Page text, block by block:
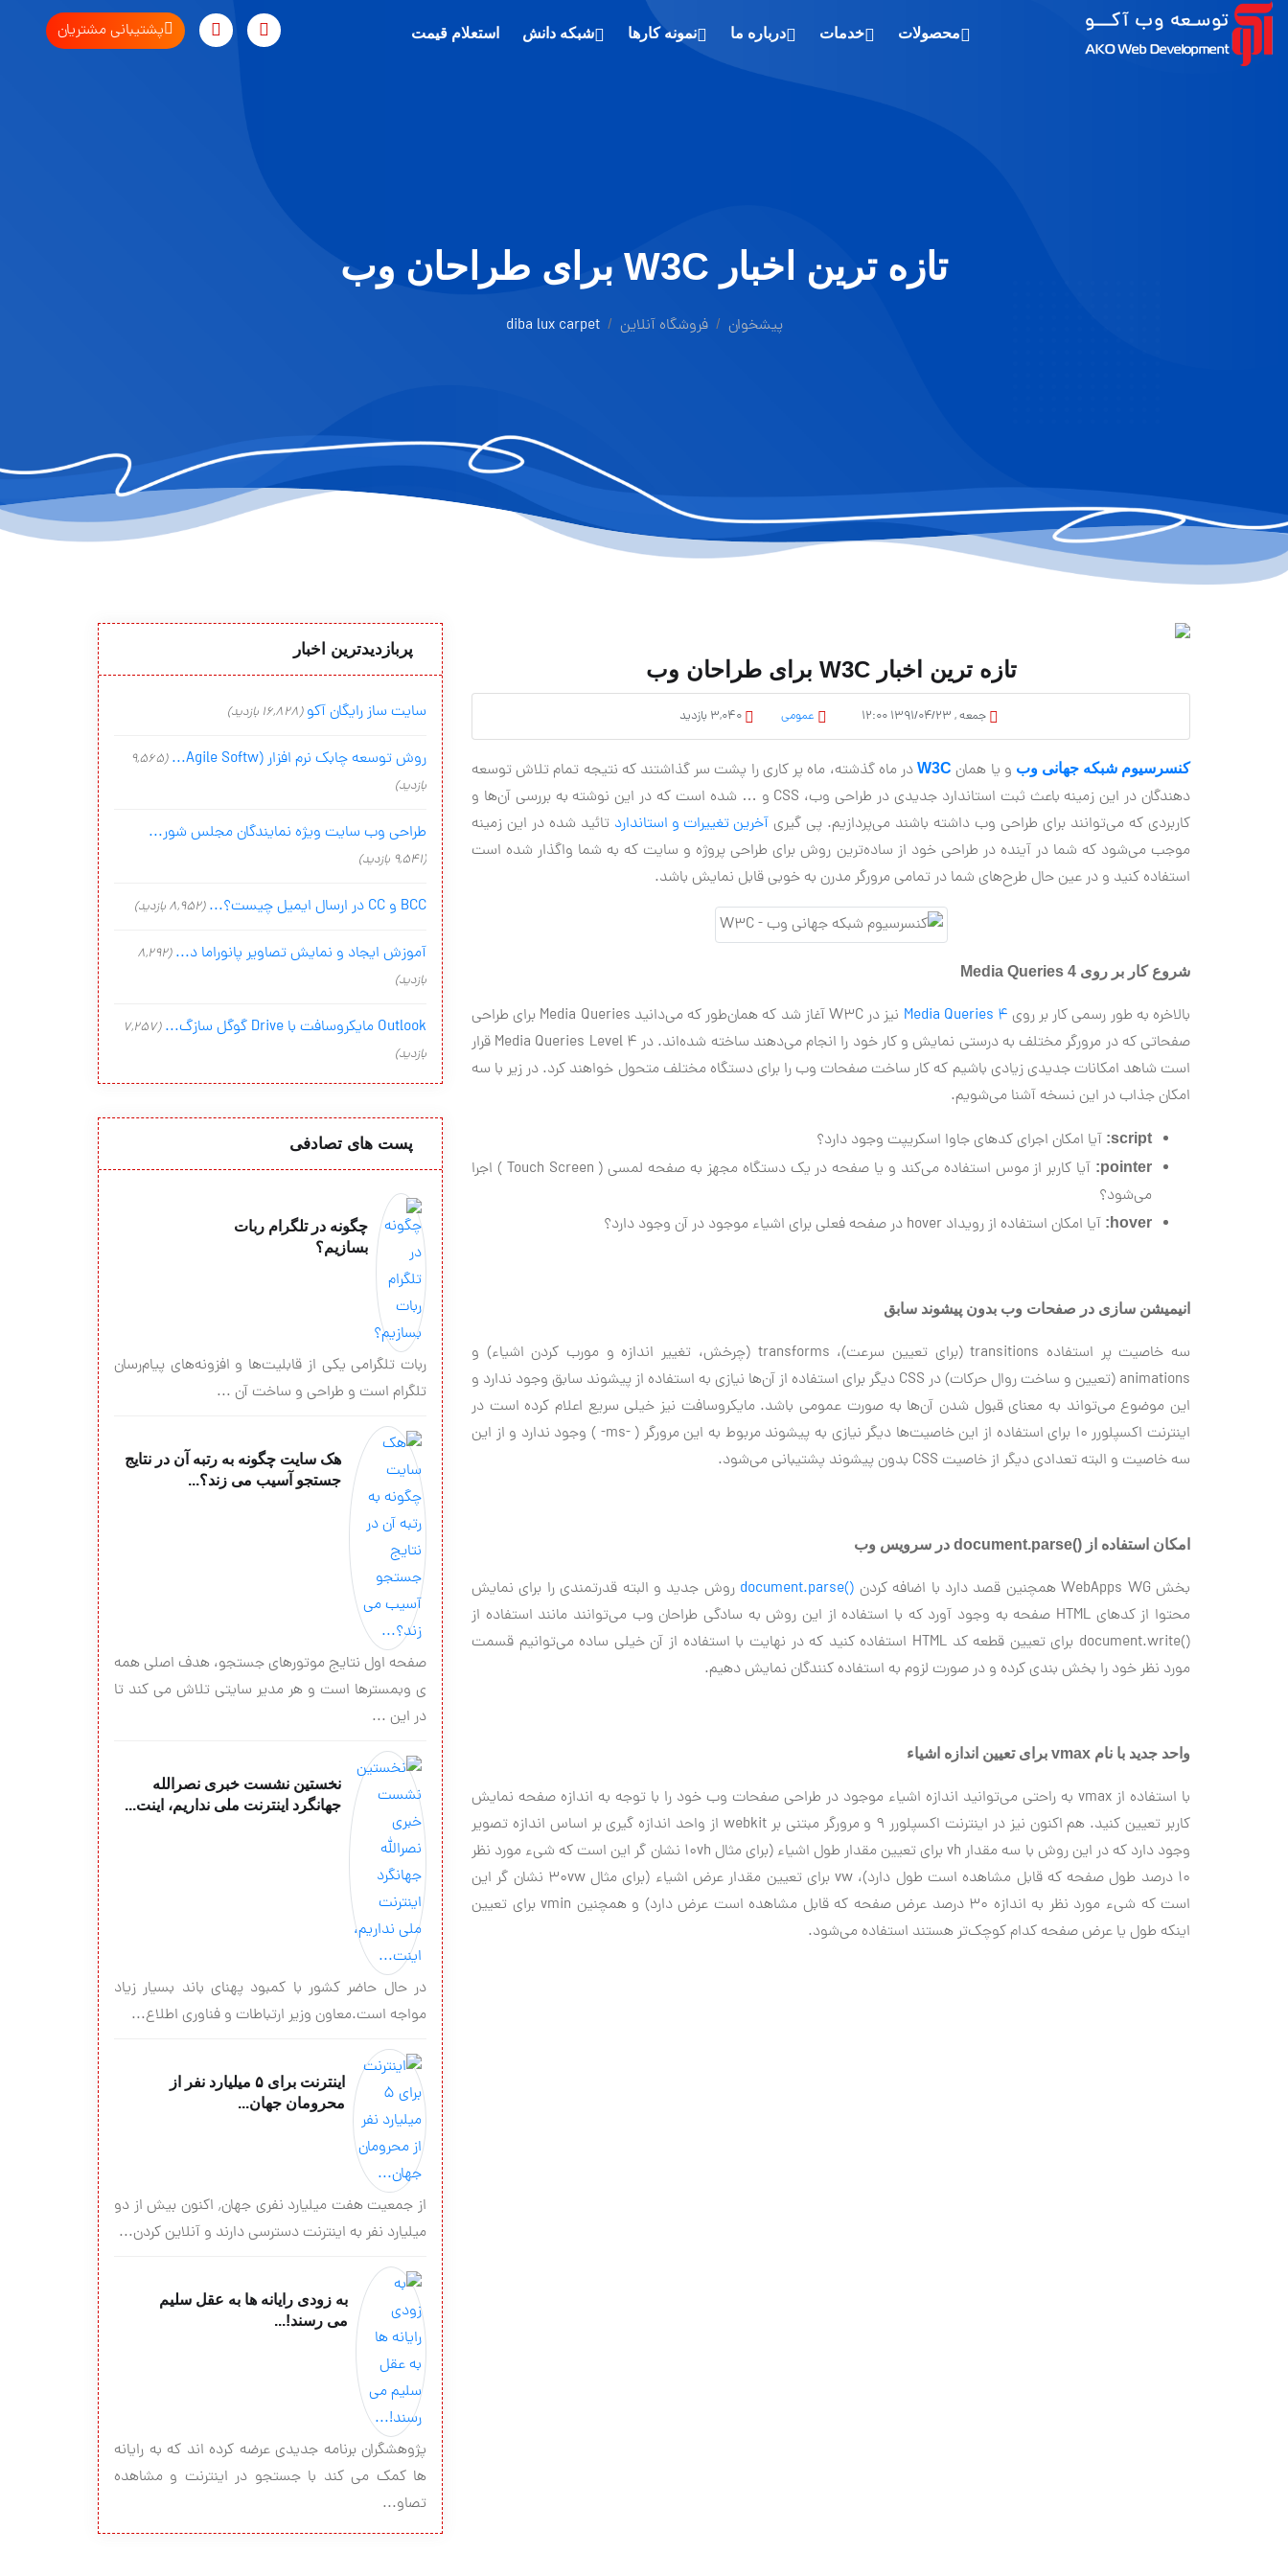
محصولات خدمات درباره ما نمونه کارها شبکه دانش استعلام قیمت پشتیبانی مشتریان
تازه ترین اخبار W3C برای طراحان وب
پیشخوان فروشگاه آنلاین diba lux carpet
تازه ترین اخبار W3C برای طراحان وب
جمعه , ۱۳۹۱/۰۴/۲۳ ۱۲:۰۰ عمومی
کنسرسیوم شبکه جهانی وب و یا همان W3Cدر ماه گذشته، ماه پر کاری را پشت سر گذاشتند که نتیجه تمام تلاش توسعه
دهندگان در این زمینه باعث ثبت استاندارد جدیدی در طراحی وب، CSS و … شده است که در این نوشته به بررسی آن‌ها و
کاربردی که می‌توانند برای طراحی وب داشته باشند می‌پردازیم. پی گیری آخرین تغییرات و استاندارد تائید شده در این زمینه
موجب می‌شود که شما در آینده در طراحی خود از ساده‌ترین روش برای طراحی پروژه و سایت که به شما واگذار شده است
استفاده کنید و در عین حال طرح‌های شما در تمامی مرورگر مدرن به خوبی قابل نمایش باشد.
شروع کار بر روی Media Queries 4
بالاخره به طور رسمی کار بر روی Media Queries 4
نیز در W3C آغاز شد که همان‌طور که می‌دانید Media Queries برای طراحی
صفحاتی که در مرورگر مختلف به درستی نمایش و کار خود را انجام می‌دهند ساخته شده‌اند. در Media Queries Level 4 قرار
است شاهد امکانات جدیدی زیادی باشیم که کار ساخت صفحات وب را برای دستگاه مختلف متحول خواهند کرد. در زیر با سه
امکان جذاب در این نسخه آشنا می‌شویم.
script: آیا امکان اجرای کدهای جاوا اسکریپت وجود دارد؟
pointer:
آیا کاربر از موس استفاده می‌کند و یا صفحه در یک دستگاه مجهز به صفحه لمسی ( Touch Screen ) اجرا
می‌شود؟
hover: آیا امکان استفاده از رویداد hover در صفحه فعلی برای اشیاء موجود در آن وجود دارد؟
انیمیشن سازی در صفحات وب بدون پیشوند سابق
سه خاصیت پر استفاده transitions (برای تعیین سرعت)، transforms (چرخش، تغییر اندازه و مورب کردن اشیاء) و
animations (تعیین و ساخت روال حرکات) در CSS دیگر برای استفاده از آن‌ها نیازی به استفاده از پیشوند سابق وجود ندارد و
این موضوع می‌تواند به معنای قبول شدن آن‌ها به صورت عمومی باشد. مایکروسافت نیز خیلی سریع اعلام کرده است در
اینترنت اکسپلورر ۱۰ برای استفاده از این خاصیت‌ها دیگر نیازی به پیشوند مربوط به این مرورگر (
-ms- ) وجود ندارد و از این
سه خاصیت و البته تعدادی دیگر از خاصیت CSS بدون پیشوند پشتیبانی می‌شود.
امکان استفاده از document.parse() در سرویس وب
بخش WebApps WG همچنین قصد دارد با اضافه کردن document.parse() روش جدید و البته قدرتمندی را برای نمایش
محتوا از کدهای HTML صفحه به وجود آورد که با استفاده از این روش به سادگی طراحان وب می‌توانند مانند استفاده از
document.write()
برای تعیین قطعه کد HTML استفاده کنید که در نهایت با استفاده از آن خیلی ساده می‌توانیم قسمت
مورد نظر خود را بخش بندی کرده و در صورت لزوم به استفاده کنندگان نمایش دهیم.
واحد جدید با نام vmax برای تعیین اندازه اشیاء
با استفاده از vmax به راحتی می‌توانید اندازه اشیاء موجود در طراحی صفحات وب خود را با توجه به اندازه صفحه نمایش
کاربر تعیین کنید. هم اکنون نیز در اینترنت اکسپلورر ۹ و مرورگر مبتنی بر webkit از واحد اندازه گیری بر اساس اندازه تصویر
وجود دارد که در این روش با سه مقدار vh برای تعیین مقدار طول اشیاء (برای مثال ۱۰vh نشان گر این است که شیء مورد نظر
۱۰ درصد طول صفحه که قابل مشاهده است طول دارد)، vw برای تعیین مقدار عرض اشیاء (برای مثال ۳۰vw نشان گر این
است که شیء مورد نظر به اندازه ۳۰ درصد عرض صفحه که قابل مشاهده است عرض دارد) و همچنین vmin برای تعیین
اینکه طول یا عرض صفحه کدام کوچک‌تر هستند استفاده می‌شود.
پربازدیدترین اخبار
سایت ساز رایگان آکو (16,828 بازدید)
روش توسعه چابک نرم افزار (Agile Softw...
(9,565
بازدید)
طراحی وب سایت ویژه نمایندگان مجلس شور...
(9,541 بازدید)
BCC و CC در ارسال ایمیل چیست؟... (8,952 بازدید)
آموزش ایجاد و نمایش تصاویر پانوراما د... (8,292
بازدید)
Outlook مایکروسافت با Drive گوگل سازگ...
(7,257
بازدید)
پست های تصادفی
چگونه در تلگرام ربات
بسازیم؟
ربات تلگرامی یکی از قابلیت‌ها و افزونه‌های پیام‌رسان
تلگرام است و طراحی و ساخت آن ...
هک سایت چگونه به رتبه آن در نتایج
جستجو آسیب می زند؟...
صفحه اول نتایج موتورهای جستجو، هدف اصلی همه
ی وبمسترها است و هر مدیر سایتی تلاش می کند تا
در این ...
نخستین نشست خبری نصرالله
جهانگرد اینترنت ملی نداریم، اینت...
در حال حاضر کشور با کمبود پهنای باند بسیار زیاد
مواجه است.معاون وزیر ارتباطات و فناوری اطلاع...
اینترنت برای ۵ میلیارد نفر از
محرومان جهان...
از جمعیت هفت میلیارد نفری جهان٬ اکنون بیش از دو
میلیارد نفر به اینترنت دسترسی دارند و آنلاین کردن...
به زودی رایانه ها به عقل سلیم
می رسند!...
پژوهشگران برنامه جدیدی عرضه کرده اند که به رایانه
ها کمک می کند با جستجو در اینترنت و مشاهده
تصاو...